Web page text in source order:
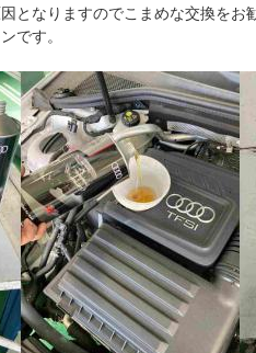
となりますのでこまめな交換を
です。